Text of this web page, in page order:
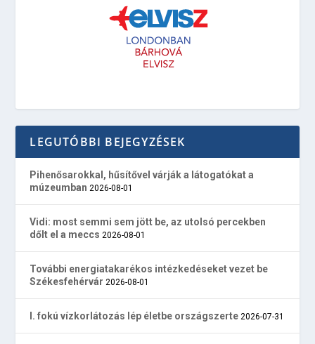
LEGUTÓBBI BEJEGYZÉSEK
Pihenősarokkal, hűsítővel várják a látogatókat a
múzeumban 2026-08-01
Vidi: most semmi sem jött be, az utolsó percekben
dőlt el a meccs 2026-08-01
További energiatakarékos intézkedéseket vezet be
Székesfehérvár 2026-08-01
I. fokú vízkorlátozás lép életbe országszerte 2026-07-31